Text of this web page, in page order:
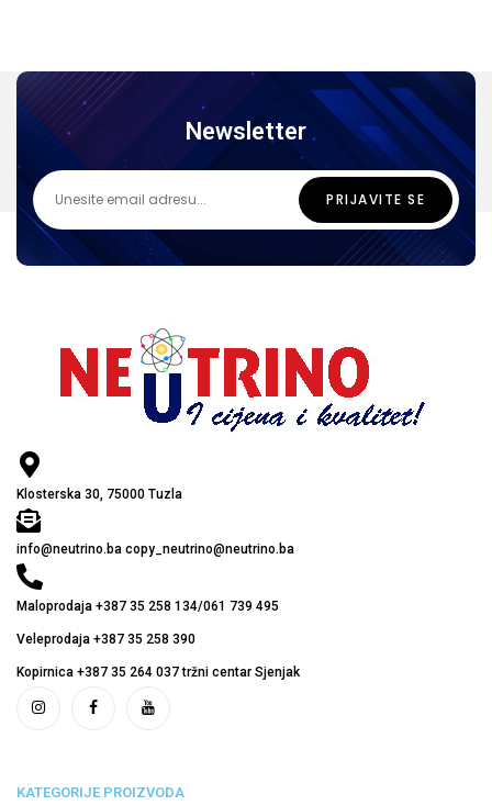
Newsletter
Klosterska 30, 75000 Tuzla
info@neutrino.ba copy_neutrino@neutrino.ba
Maloprodaja +387 35 258 134/061 739 495
Veleprodaja +387 35 258 390
Kopirnica +387 35 264 037 tržni centar Sjenjak
KATEGORIJE PROIZVODA